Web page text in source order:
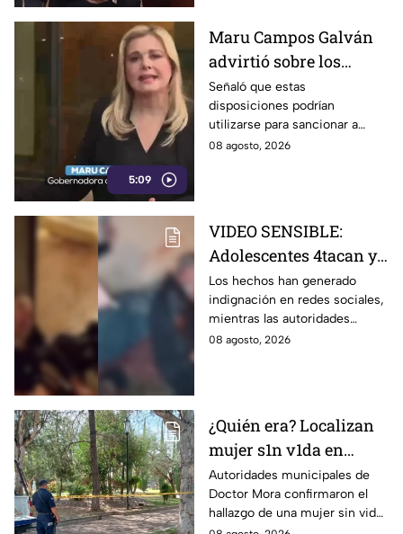
5:09
Maru Campos Galván
advirtió sobre los
riesgos de los nuevos
lineamientos para la
libertad de expresión
Señaló que estas
disposiciones podrían
utilizarse para sancionar a
medios y periodistas críticos
08 agosto, 2026
VIDEO SENSIBLE:
Adolescentes 4tacan y
quem4n a un abuelito
dentro de su casa
Los hechos han generado
indignación en redes sociales,
mientras las autoridades
investigan las circunstancias
08 agosto, 2026
¿Quién era? Localizan
mujer s1n v1da en
pleno centro histórico;
esto se sabe
Autoridades municipales de
Doctor Mora confirmaron el
hallazgo de una mujer sin vida